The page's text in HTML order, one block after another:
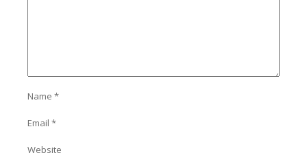
Name *
Email *
Website